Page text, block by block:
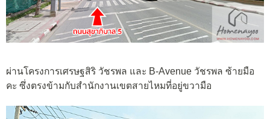
ผ่านโครงการเศรษฐสิริ วัชรพล และ B-Avenue วัชรพล ซ้ายมือ
คะ ซึ่งตรงข้ามกับสำนักงานเขตสายไหมที่อยู่ขวามือ